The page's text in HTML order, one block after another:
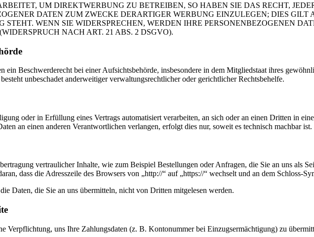
UM DIREKTWERBUNG ZU BETREIBEN, SO HABEN SIE DAS RECHT,
DATEN ZUM ZWECKE DERARTIGER WERBUNG EINZULEGEN; DIES GILT
WENN SIE WIDERSPRECHEN, WERDEN IHRE PERSONENBEZOGENEN
NACH ART. 21 ABS. 2 DSGVO).
Beschwerderecht bei einer Aufsichtsbehörde, insbesondere in dem Mitgliedstaat ihres
unbeschadet anderweitiger verwaltungsrechtlicher oder gerichtlicher Rechtsbehelfe.
oder in Erfüllung eines Vertrags automatisiert verarbeiten, an sich oder an einen Dritten in
an einen anderen Verantwortlichen verlangen, erfolgt dies nur, soweit es technisch machbar ist.
vertraulicher Inhalte, wie zum Beispiel Bestellungen oder Anfragen, die Sie an uns als
dass die Adresszeile des Browsers von „http://“ auf „https://“ wechselt und an dem Schloss-
Daten, die Sie an uns übermitteln, nicht von Dritten mitgelesen werden.
Verpflichtung, uns Ihre Zahlungsdaten (z. B. Kontonummer bei Einzugsermächtigung) zu